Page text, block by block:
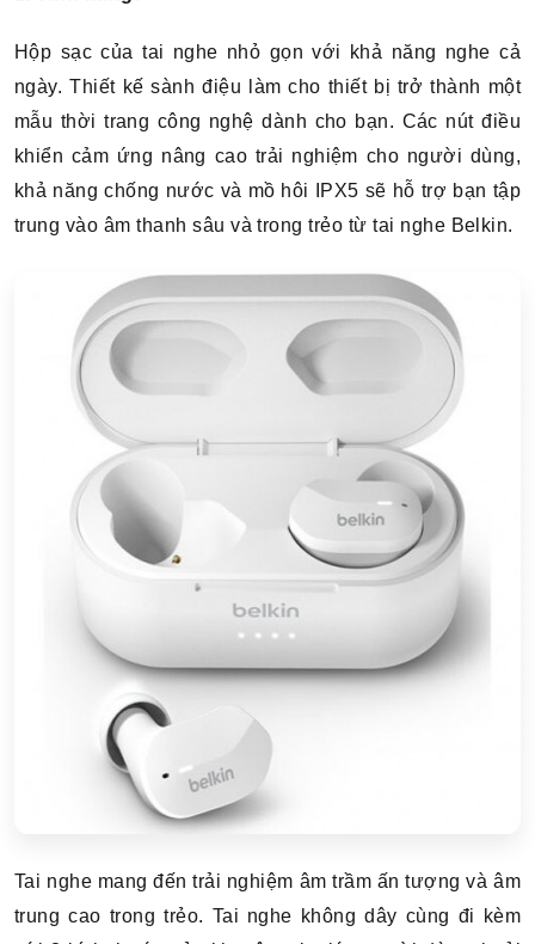
Hộp sạc của tai nghe nhỏ gọn với khả năng nghe cả
ngày. Thiết kế sành điệu làm cho thiết bị trở thành một
mẫu thời trang công nghệ dành cho bạn. Các nút điều
khiển cảm ứng nâng cao trải nghiệm cho người dùng,
khả năng chống nước và mồ hôi IPX5 sẽ hỗ trợ bạn tập
trung vào âm thanh sâu và trong trẻo từ tai nghe Belkin.
Tai nghe mang đến trải nghiệm âm trầm ấn tượng và âm
trung cao trong trẻo. Tai nghe không dây cùng đi kèm